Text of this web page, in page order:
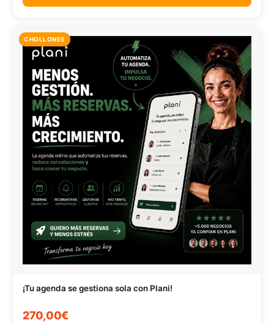
CHOLLONES
¡Tu agenda se gestiona sola con Plani!
270,00€